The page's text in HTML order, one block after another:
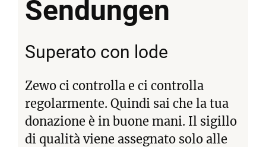
Sendungen
Superato con lode
Zewo ci controlla e ci controlla
regolarmente. Quindi sai che la tua
donazione è in buone mani. Il sigillo
di qualità viene assegnato solo alle